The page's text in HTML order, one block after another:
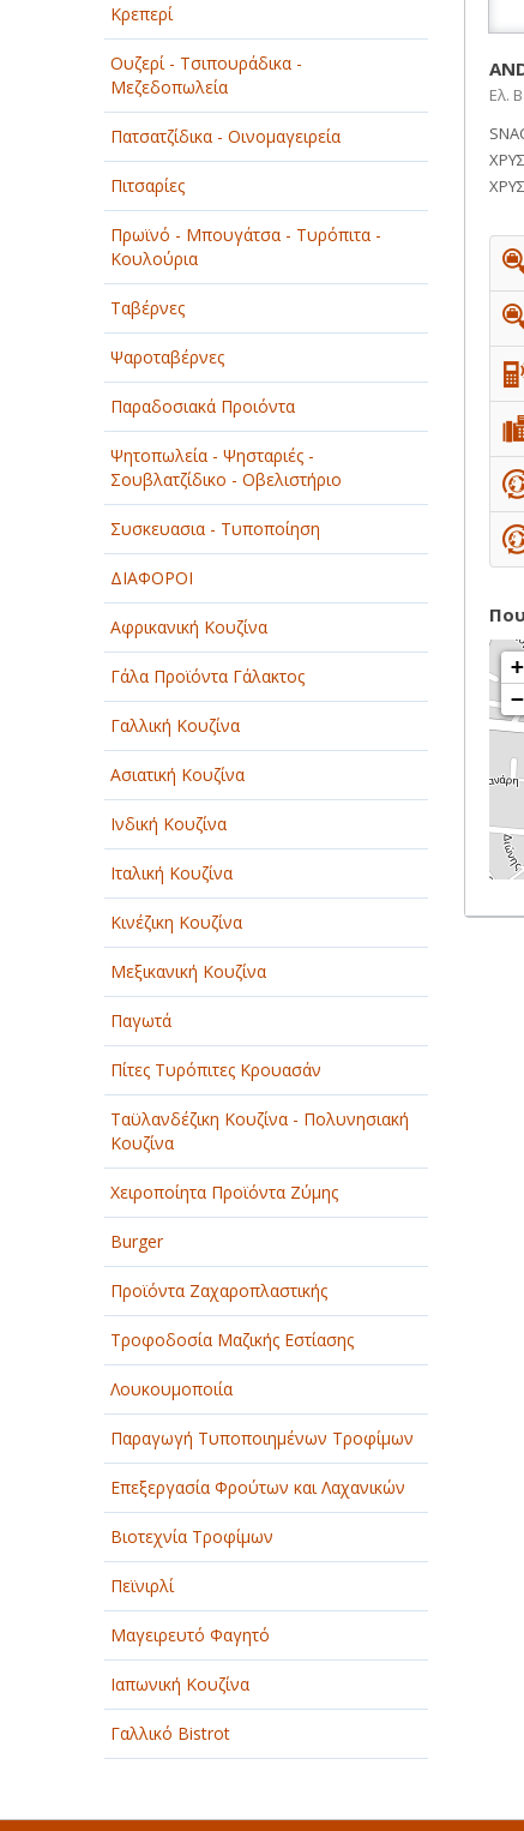
ΕΚΠΑΙΔΕΥΣΗ - ΣΧΟΛΕΣ
ΕΜΠΟΡΙΟ - ΕΜΠΟΡΙΚΑ ΚΑΤΑΣΤΗΜΑΤΑ
ΕΡΓΟΣΤΑΣΙΑ - ΒΙΟΜΗΧΑΝΙΕΣ
ΞΕΝΟΔΟΧΕΙΑ - ΤΟΥΡΙΣΜΟΣ
ΟΜΟΡΦΙΑ
ΠΑΡΟΧΗ ΥΠΗΡΕΣΙΩΝ
ΤΕΧΝΙΚΑ - ΚΑΤΑΣΚΕΥΑΣΤΙΚΑ
ΤΕΧΝΟΛΟΓΙΑ
ΥΓΕΙΑ - ΙΑΤΡΟΙ
ΦΑΓΗΤΟ
Κρεπερί
Ουζερί - Τσιπουράδικα -
Μεζεδοπωλεία
Πατσατζίδικα - Οινομαγειρεία
Πιτσαρίες
Πρωϊνό - Μπουγάτσα - Τυρόπιτα -
Κουλούρια
Ταβέρνες
Ψαροταβέρνες
Παραδοσιακά Προιόντα
Ψητοπωλεία - Ψησταριές -
Σουβλατζίδικο - Οβελιστήριο
Συσκευασια - Τυποποίηση
ΔΙΑΦΟΡΟΙ
Αφρικανική Κουζίνα
Γάλα Προϊόντα Γάλακτος
Γαλλική Κουζίνα
Ασιατική Κουζίνα
Ινδική Κουζίνα
Ιταλική Κουζίνα
Κινέζικη Κουζίνα
Μεξικανική Κουζίνα
Παγωτά
Πίτες Τυρόπιτες Κρουασάν
Ταϋλανδέζικη Κουζίνα - Πολυνησιακή
Κουζίνα
Χειροποίητα Προϊόντα Ζύμης
Burger
Προϊόντα Ζαχαροπλαστικής
Τροφοδοσία Μαζικής Εστίασης
Λουκουμοποιία
Παραγωγή Τυποποιημένων Τροφίμων
Επεξεργασία Φρούτων και Λαχανικών
Βιοτεχνία Τροφίμων
Πεϊνιρλί
Μαγειρευτό Φαγητό
Ιαπωνική Κουζίνα
Γαλλικό Bistrot
Ελ.
+
−